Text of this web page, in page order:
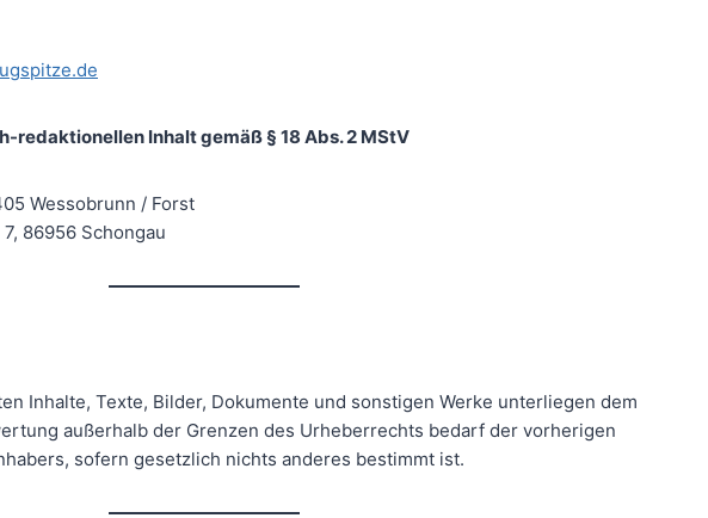
Inhalt gemäß § 18 Abs. 2 MStV
Wessobrunn / Forst
86956 Schongau
Inhalte, Texte, Bilder, Dokumente und sonstigen Werke unterliegen dem
außerhalb der Grenzen des Urheberrechts bedarf der vorherigen
sofern gesetzlich nichts anderes bestimmt ist.